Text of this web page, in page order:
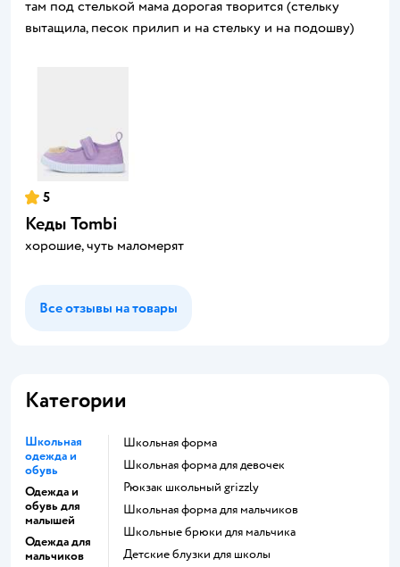
там под стелькой мама дорогая творится (стельку
вытащила, песок прилип и на стельку и на подошву)
5
Кеды Tombi
хорошие, чуть маломерят
Все отзывы на товары
Категории
Школьная
одежда и
обувь
Одежда и
обувь для
малышей
Одежда для
мальчиков
Школьная форма
Школьная форма для девочек
Рюкзак школьный grizzly
Школьная форма для мальчиков
Школьные брюки для мальчика
Детские блузки для школы